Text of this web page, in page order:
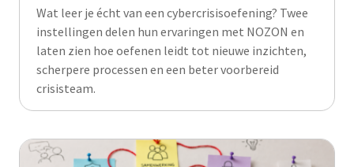
Wat leer je écht van een cybercrisisoefening? Twee
instellingen delen hun ervaringen met NOZON en
laten zien hoe oefenen leidt tot nieuwe inzichten,
scherpere processen en een beter voorbereid
crisisteam.